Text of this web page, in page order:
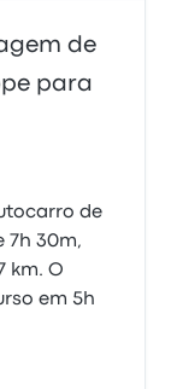
de
para
de
7h 30m,
km. O
em 5h